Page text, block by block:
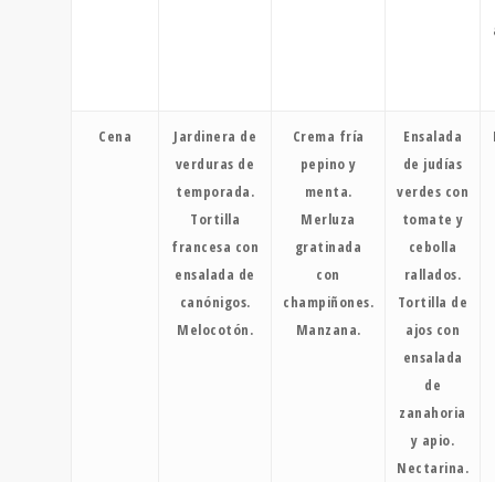
Cena
Jardinera de
verduras de
temporada.
Tortilla
francesa con
ensalada de
canónigos.
Melocotón.
Crema fría
pepino y
menta.
Merluza
gratinada
con
champiñones.
Manzana.
Ensalada
de judías
verdes con
tomate y
cebolla
rallados.
Tortilla de
ajos con
ensalada
de
zanahoria
y apio.
Nectarina.